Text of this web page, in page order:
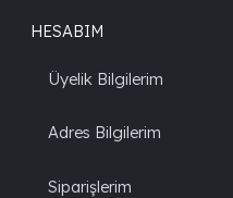
HESABIM
Üyelik Bilgilerim
Adres Bilgilerim
Siparişlerim